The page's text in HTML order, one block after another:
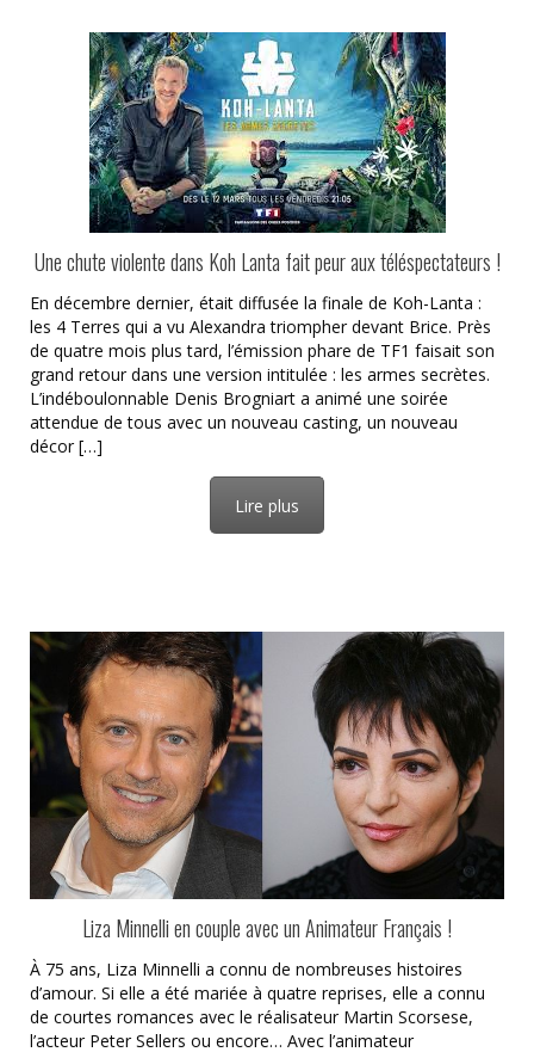
Une chute violente dans Koh Lanta fait peur aux téléspectateurs !
En décembre dernier, était diffusée la finale de Koh-Lanta :
les 4 Terres qui a vu Alexandra triompher devant Brice. Près
de quatre mois plus tard, l’émission phare de TF1 faisait son
grand retour dans une version intitulée : les armes secrètes.
L’indéboulonnable Denis Brogniart a animé une soirée
attendue de tous avec un nouveau casting, un nouveau
décor […]
Lire plus
Liza Minnelli en couple avec un Animateur Français !
À 75 ans, Liza Minnelli a connu de nombreuses histoires
d’amour. Si elle a été mariée à quatre reprises, elle a connu
de courtes romances avec le réalisateur Martin Scorsese,
l’acteur Peter Sellers ou encore… Avec l’animateur